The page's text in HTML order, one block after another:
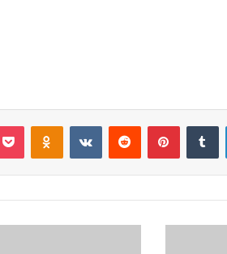
لينكدإن ‏Tumblr بينتيريست
‏Reddit
‏VKontakte